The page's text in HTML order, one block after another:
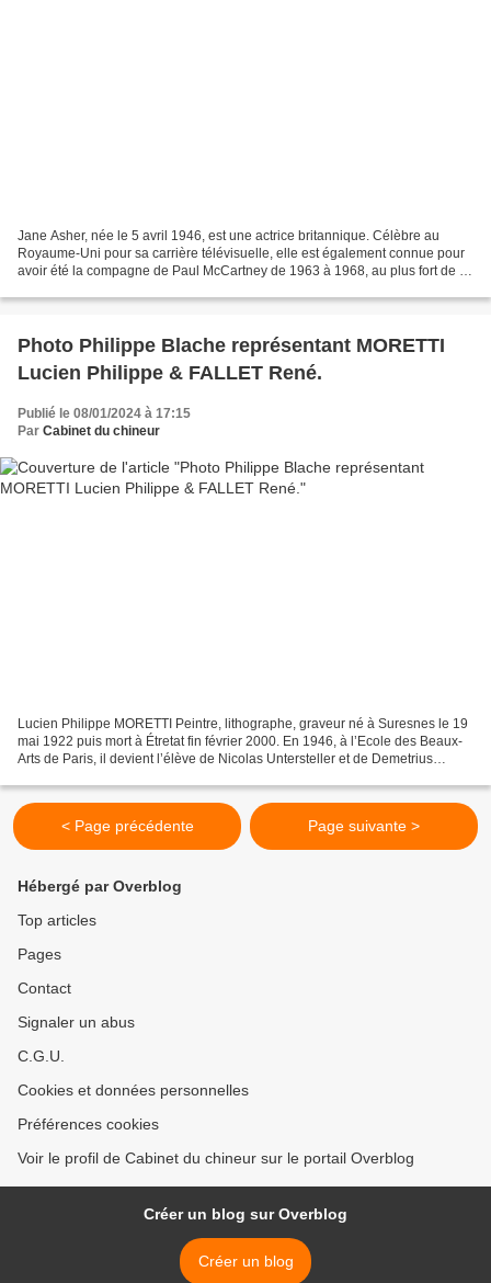
Jane Asher, née le 5 avril 1946, est une actrice britannique. Célèbre au
Royaume-Uni pour sa carrière télévisuelle, elle est également connue pour
avoir été la compagne de Paul McCartney de 1963 à 1968, au plus fort de la
Photo Philippe Blache représentant ‎MORETTI
Lucien Philippe & FALLET René.‎
Publié le 08/01/2024 à 17:15
Par Cabinet du chineur
Lucien Philippe MORETTI Peintre, lithographe, graveur né à Suresnes le 19
mai 1922 puis mort à Étretat fin février 2000. En 1946, à l’Ecole des Beaux-
Arts de Paris, il devient l’élève de Nicolas Untersteller et de Demetrius
< Page précédente Page suivante >
Hébergé par Overblog
Top articles
Pages
Contact
Signaler un abus
C.G.U.
Cookies et données personnelles
Préférences cookies
Voir le profil de Cabinet du chineur sur le portail Overblog
Créer un blog sur Overblog
Créer un blog